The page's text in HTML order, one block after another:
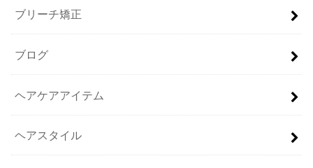
ブリーチ矯正
ブログ
ヘアケアアイテム
ヘアスタイル